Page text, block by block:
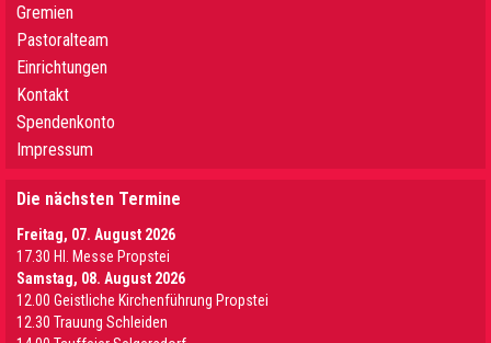
Gremien
Pastoralteam
Einrichtungen
Kontakt
Spendenkonto
Impressum
Die nächsten Termine
Freitag, 07. August 2026
17.30 Hl. Messe Propstei
Samstag, 08. August 2026
12.00 Geistliche Kirchenführung Propstei
12.30 Trauung Schleiden